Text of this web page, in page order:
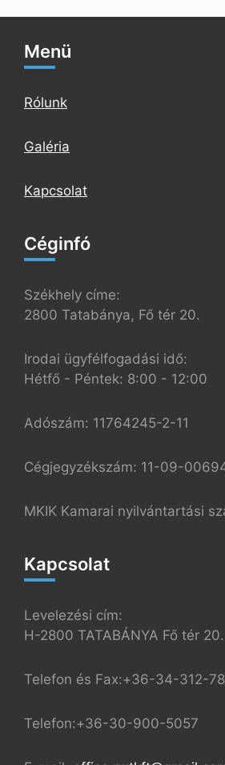
Menü
Rólunk
Galéria
Kapcsolat
Céginfó
Székhely címe:
2800 Tatabánya, Fő tér 20.
Irodai ügyfélfogadási idő:
Hétfő - Péntek: 8:00 - 12:00
Adószám: 11764245-2-11
Cégjegyzékszám: 11-09-
MKIK Kamarai nyilvántartási
Kapcsolat
Levelezési cím:
H-2800 TATABÁNYA Fő tér 20.
Telefon és Fax:+36-34-312-
Telefon:+36-30-900-5057